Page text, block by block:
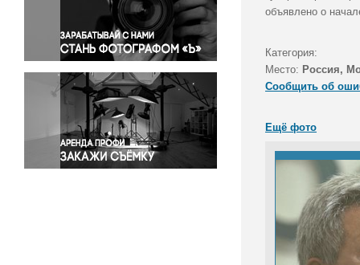
Правосудие
Происшествия и конфликты
Религия
Светская жизнь
Спорт
Экология
Экономика и бизнес
объявлено о
Категория:
Место: Россия,
Сообщить об
Ещё фото